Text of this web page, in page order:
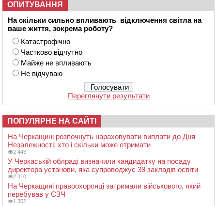
ОПИТУВАННЯ
На скільки сильно впливають відключення світла на
ваше життя, зокрема роботу?
Катастрофічно
Частково відчутно
Майже не впливають
Не відчуваю
Переглянути результати
ПОПУЛЯРНЕ НА САЙТІ
На Черкащині розпочнуть нараховувати виплати до Дня
Незалежності: хто і скільки може отримати
2 443
У Черкаській облраді визначили кандидатку на посаду
директора установи, яка супроводжує 39 закладів освіти
2 310
На Черкащині правоохоронці затримали військового, який
перебував у СЗЧ
1 352